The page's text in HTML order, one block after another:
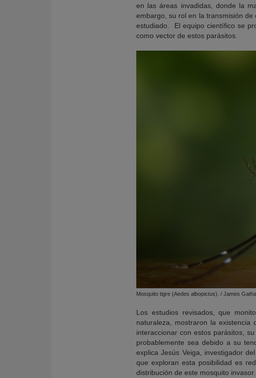
en las áreas invadidas, donde la
embargo, su rol en la transmisión
estudiado. El equipo científico se
como vector de estos parásitos.
Mosquito tigre (Aedes albopictus). / James
Los estudios revisados, que
naturaleza, mostraron la
interaccionar con estos parásitos,
probablemente sea debido a su
explica Jesús Veiga, investigador
que exploran esta posibilidad es
distribución de este mosquito invasor.